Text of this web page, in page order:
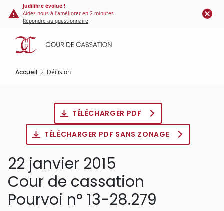
Panneau de gestion des cookies
contenu
principal
Judilibre évolue !
Aidez-nous à l'améliorer en 2 minutes
Répondre au questionnaire
Accueil Décision
TÉLÉCHARGER PDF
TÉLÉCHARGER PDF SANS ZONAGE
22 janvier 2015
Cour de cassation
Pourvoi n° 13-28.279